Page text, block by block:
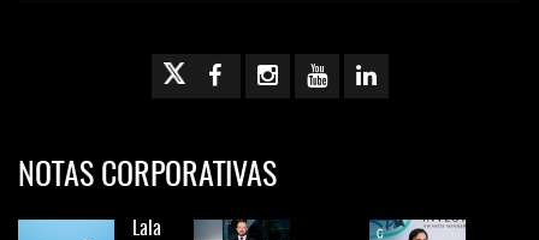
NOTAS CORPORATIVAS
Lala